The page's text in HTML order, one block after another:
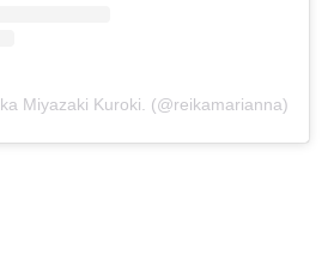
Miyazaki Kuroki. (@reikamarianna)